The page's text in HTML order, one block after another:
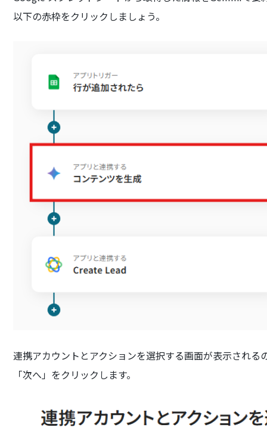
以下の赤枠をクリックしましょう。
連携アカウントとアクションを選択する画面が表示され
「次へ」をクリックします。